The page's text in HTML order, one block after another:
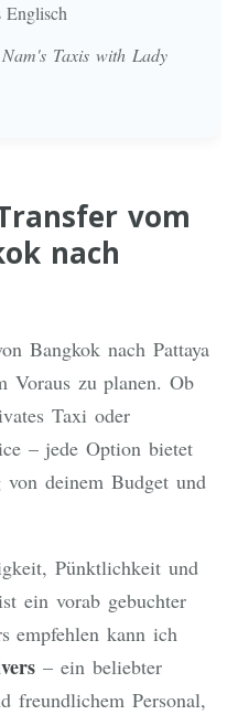
Englisch
Nam's Taxis with Lady
vom
nach
Bangkok nach Pattaya
Voraus zu planen. Ob
Taxi oder
– jede Option bietet
deinem Budget und
Pünktlichkeit und
ein vorab gebuchter
empfehlen kann ich
– ein beliebter
freundlichem Personal,